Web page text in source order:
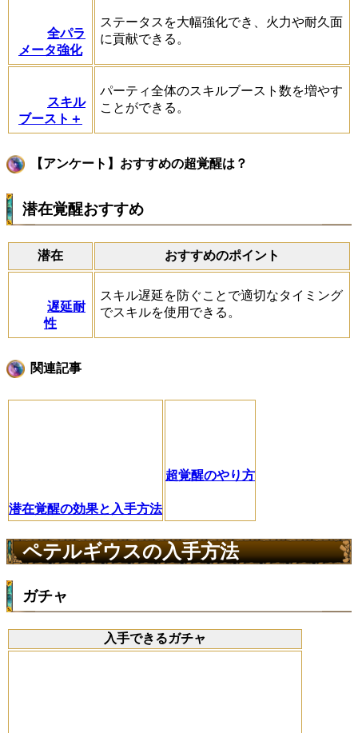
全パラ
メータ強化
ステータスを大幅強化でき、火力や耐久面
に貢献できる。
スキル
ブースト＋
パーティ全体のスキルブースト数を増やす
ことができる。
【アンケート】おすすめの超覚醒は？
潜在覚醒おすすめ
潜在 おすすめのポイント
遅延耐
性
スキル遅延を防ぐことで適切なタイミング
でスキルを使用できる。
関連記事
潜在覚醒の効果と入手方法
超覚醒のやり方
ペテルギウスの入手方法
ガチャ
入手できるガチャ